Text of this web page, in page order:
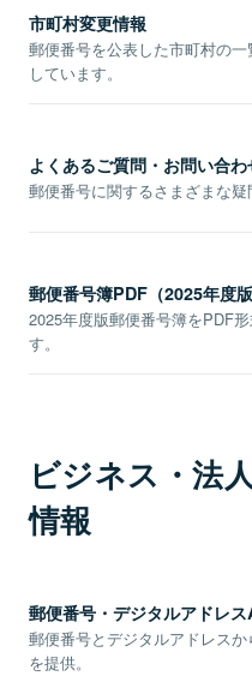
市町村変更情報
郵便番号を公表した市町村の
しています。
よくあるご質問・お問い合わ
郵便番号に関するさまざまな疑
郵便番号簿PDF（2025年度版
2025年度版郵便番号簿をPDF
す。
ビジネス・法
情報
郵便番号・デジタルアドレス
郵便番号とデジタルアドレス
を提供。